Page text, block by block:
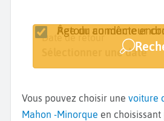
Lieu de retrait
Minorque - Port Mahon
Date de retrait
Sélectionner une date
Date de retour
Sélectionner une date
Retour au même
Âge du conducteur
Vous pouvez choisir une voiture
Mahon -Minorque en